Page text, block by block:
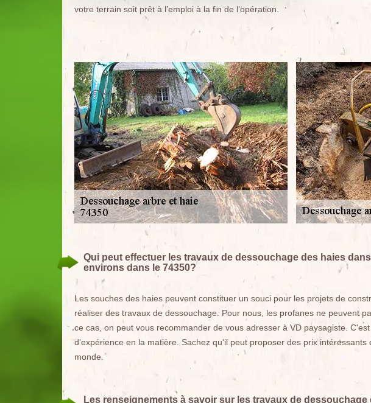
votre terrain soit prêt à l’emploi à la fin de l’opération.
Qui peut effectuer les travaux de dessouchage des haies
environs dans le 74350?
Les souches des haies peuvent constituer un souci pour les projets de
réaliser des travaux de dessouchage. Pour nous, les profanes ne peuvent
ce cas, on peut vous recommander de vous adresser à VD paysagiste.
d'expérience en la matière. Sachez qu'il peut proposer des prix intéressants
monde.
Les renseignements à savoir sur les travaux de